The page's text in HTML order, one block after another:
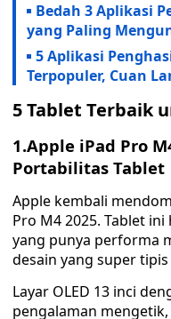
Bedah 3 Aplikasi
yang Paling
5 Aplikasi
Terpopuler, Cuan
5 Tablet Terbaik
1.Apple iPad Pro
Portabilitas Tablet
Apple kembali
Pro M4 2025. Tablet
yang punya performa
desain yang super
Layar OLED 13 inci
pengalaman